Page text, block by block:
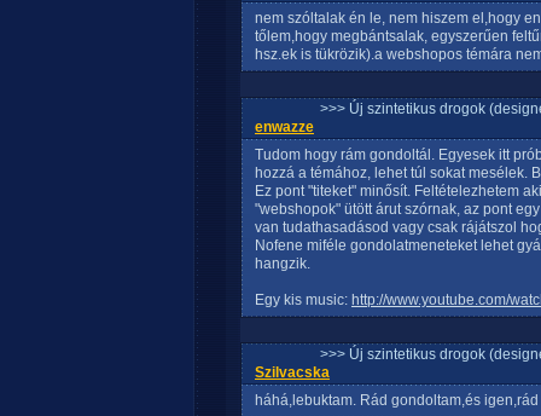
nem szóltalak én le, nem hiszem el,hogy
tőlem,hogy megbántsalak, egyszerűen
hsz.ek is tükrözik).a webshopos témára
>>> Új szintetikus drogok
enwazze
Tudom hogy rám gondoltál. Egyesek itt
hozzá a témához, lehet túl sokat mesélek.
Ez pont "titeket" minősít. Feltételezhetem
"webshopok" ütött árut szórnak, az pont
van tudathasadásod vagy csak rájátszol
Nofene miféle gondolatmeneteket lehet
hangzik.
Egy kis music: http://www.youtube.com/
>>> Új szintetikus drogok
Szilvacska
háhá,lebuktam. Rád gondoltam,és igen,rád